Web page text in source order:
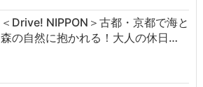
＜Drive! NIPPON＞古都・京都で海と
森の自然に抱かれる！大人の休日…